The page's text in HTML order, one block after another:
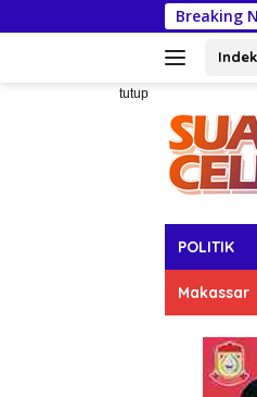
ke
Breaking
Buka Pintu Tolikara untuk
tutup
POLITIK
Makassar